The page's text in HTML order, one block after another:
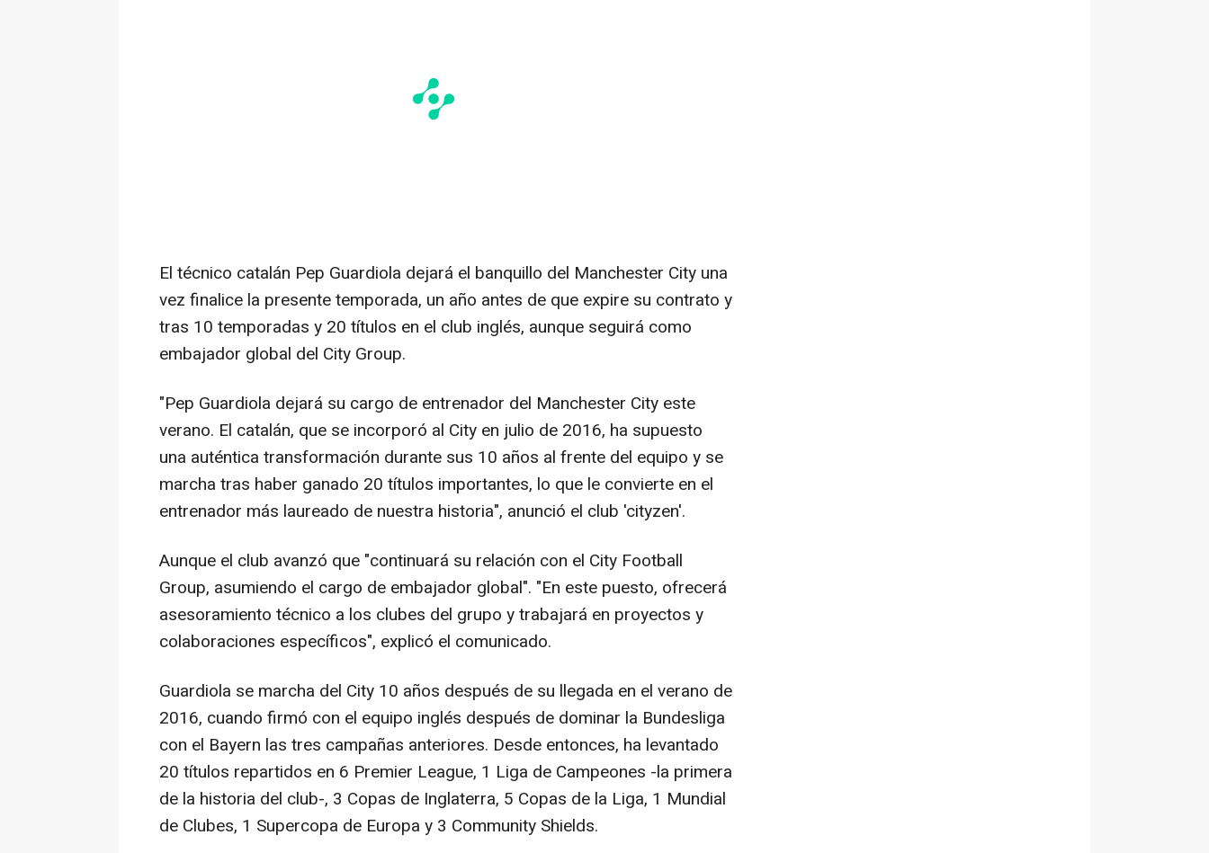
El técnico catalán Pep Guardiola dejará el banquillo del Manchester City una
vez finalice la presente temporada, un año antes de que expire su contrato y
tras 10 temporadas y 20 títulos en el club inglés, aunque seguirá como
embajador global del City Group.
"Pep Guardiola dejará su cargo de entrenador del Manchester City este
verano. El catalán, que se incorporó al City en julio de 2016, ha supuesto
una auténtica transformación durante sus 10 años al frente del equipo y se
marcha tras haber ganado 20 títulos importantes, lo que le convierte en el
entrenador más laureado de nuestra historia", anunció el club 'cityzen'.
Aunque el club avanzó que "continuará su relación con el City Football
Group, asumiendo el cargo de embajador global". "En este puesto, ofrecerá
asesoramiento técnico a los clubes del grupo y trabajará en proyectos y
colaboraciones específicos", explicó el comunicado.
Guardiola se marcha del City 10 años después de su llegada en el verano de
2016, cuando firmó con el equipo inglés después de dominar la Bundesliga
con el Bayern las tres campañas anteriores. Desde entonces, ha levantado
20 títulos repartidos en 6 Premier League, 1 Liga de Campeones -la primera
de la historia del club-, 3 Copas de Inglaterra, 5 Copas de la Liga, 1 Mundial
de Clubes, 1 Supercopa de Europa y 3 Community Shields.